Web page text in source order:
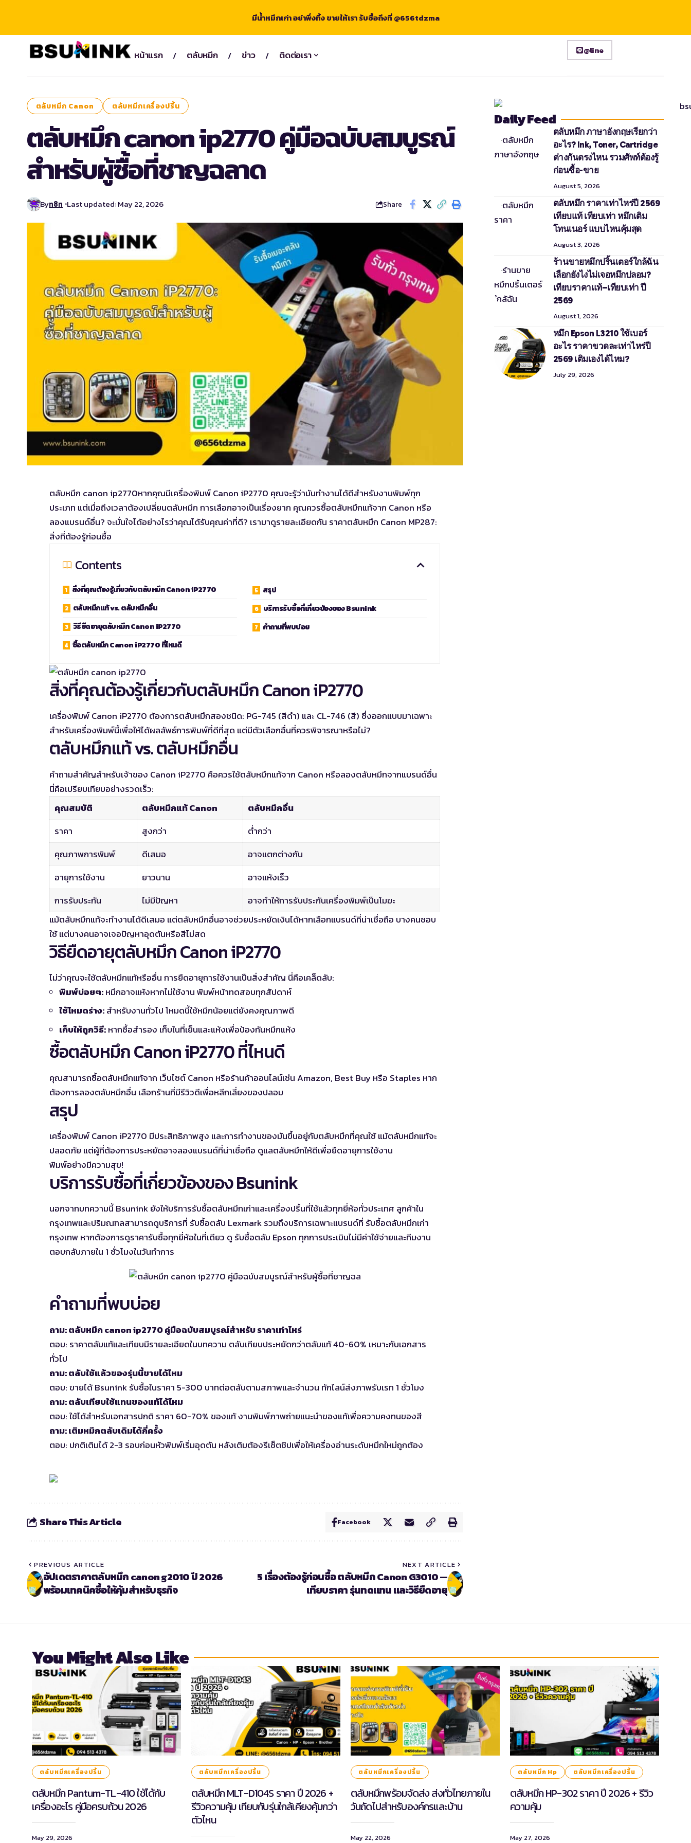
มีน้ำหมึกเก่า อย่าพึ่งทิ้ง ขายให้เรา รับซื้อถึงที่ @656tdzma
หน้าแรก ตลับหมึก ข่าว ติดต่อเรา @line
ตลับหมึก Canon ตลับหมึกเครื่องปริ้น
ตลับหมึก canon ip2770 คู่มือฉบับสมบูรณ์
สำหรับผู้ซื้อที่ชาญฉลาด
Byn8n Last updated: May 22, 2026 Share
ตลับหมึก canon ip2770หากคุณมีเครื่องพิมพ์ Canon iP2770 คุณจะรู้ว่ามันทำงานได้ดีสำหรับงานพิมพ์ทุก
ประเภท แต่เมื่อถึงเวลาต้องเปลี่ยนตลับหมึก การเลือกอาจเป็นเรื่องยาก คุณควรซื้อตลับหมึกแท้จาก Canon หรือ
ลองแบรนด์อื่น? จะมั่นใจได้อย่างไรว่าคุณได้รับคุณค่าที่ดี? เรามาดูรายละเอียดกัน ราคาตลับหมึก Canon MP287:
สิ่งที่ต้องรู้ก่อนซื้อ
Contents
สิ่งที่คุณต้องรู้เกี่ยวกับตลับหมึก Canon iP2770
ตลับหมึกแท้ vs. ตลับหมึกอื่น
วิธียืดอายุตลับหมึก Canon iP2770
ซื้อตลับหมึก Canon iP2770 ที่ไหนดี
สรุป
บริการรับซื้อที่เกี่ยวข้องของ Bsunink
คำถามที่พบบ่อย
สิ่งที่คุณต้องรู้เกี่ยวกับตลับหมึก Canon iP2770
เครื่องพิมพ์ Canon iP2770 ต้องการตลับหมึกสองชนิด: PG-745 (สีดำ) และ CL-746 (สี) ซึ่งออกแบบมาเฉพาะ
สำหรับเครื่องพิมพ์นี้เพื่อให้ได้ผลลัพธ์การพิมพ์ที่ดีที่สุด แต่มีตัวเลือกอื่นที่ควรพิจารณาหรือไม่?
ตลับหมึกแท้ vs. ตลับหมึกอื่น
คำถามสำคัญสำหรับเจ้าของ Canon iP2770 คือควรใช้ตลับหมึกแท้จาก Canon หรือลองตลับหมึกจากแบรนด์อื่น
นี่คือเปรียบเทียบอย่างรวดเร็ว:
คุณสมบัติ
ตลับหมึกแท้ Canon
ตลับหมึกอื่น
ราคา
สูงกว่า
ต่ำกว่า
คุณภาพการพิมพ์
ดีเสมอ
อาจแตกต่างกัน
อายุการใช้งาน
ยาวนาน
อาจแห้งเร็ว
การรับประกัน
ไม่มีปัญหา
อาจทำให้การรับประกันเครื่องพิมพ์เป็นโมฆะ
แม้ตลับหมึกแท้จะทำงานได้ดีเสมอ แต่ตลับหมึกอื่นอาจช่วยประหยัดเงินได้หากเลือกแบรนด์ที่น่าเชื่อถือ บางคนชอบ
ใช้ แต่บางคนอาจเจอปัญหาอุดตันหรือสีไม่สด
วิธียืดอายุตลับหมึก Canon iP2770
ไม่ว่าคุณจะใช้ตลับหมึกแท้หรืออื่น การยืดอายุการใช้งานเป็นสิ่งสำคัญ นี่คือเคล็ดลับ:
พิมพ์บ่อยๆ:หมึกอาจแห้งหากไม่ใช้งาน พิมพ์หน้าทดสอบทุกสัปดาห์
ใช้โหมดร่าง:สำหรับงานทั่วไป โหมดนี้ใช้หมึกน้อยแต่ยังคงคุณภาพดี
เก็บให้ถูกวิธี:หากซื้อสำรอง เก็บในที่เย็นและแห้งเพื่อป้องกันหมึกแห้ง
ซื้อตลับหมึก Canon iP2770 ที่ไหนดี
คุณสามารถซื้อตลับหมึกแท้จาก เว็บไซต์ Canon หรือร้านค้าออนไลน์เช่น Amazon, Best Buy หรือ Staples หาก
ต้องการลองตลับหมึกอื่น เลือกร้านที่มีรีวิวดีเพื่อหลีกเลี่ยงของปลอม
สรุป
เครื่องพิมพ์ Canon iP2770 มีประสิทธิภาพสูง และการทำงานของมันขึ้นอยู่กับตลับหมึกที่คุณใช้ แม้ตลับหมึกแท้จะ
ปลอดภัย แต่ผู้ที่ต้องการประหยัดอาจลองแบรนด์ที่น่าเชื่อถือ ดูแลตลับหมึกให้ดีเพื่อยืดอายุการใช้งาน
พิมพ์อย่างมีความสุข!
บริการรับซื้อที่เกี่ยวข้องของ Bsunink
นอกจากบทความนี้ Bsunink ยังให้บริการรับซื้อตลับหมึกเก่าและเครื่องปริ้นที่ใช้แล้วทุกยี่ห้อทั่วประเทศ ลูกค้าใน
กรุงเทพและปริมณฑลสามารถดูบริการที่ รับซื้อตลับ Lexmarkรวมถึงบริการเฉพาะแบรนด์ที่ รับซื้อตลับหมึกเก่า
กรุงเทพหากต้องการดูราคารับซื้อทุกยี่ห้อในที่เดียว ดู รับซื้อตลับ Epson ทุกการประเมินไม่มีค่าใช้จ่ายและทีมงาน
ตอบกลับภายใน 1 ชั่วโมงในวันทำการ
คำถามที่พบบ่อย
ถาม: ตลับหมึก canon ip2770 คู่มือฉบับสมบูรณ์สำหรับ ราคาเท่าไหร่
ตอบ: ราคาตลับแท้และเทียบมีรายละเอียดในบทความ ตลับเทียบประหยัดกว่าตลับแท้ 40-60% เหมาะกับเอกสาร
ทั่วไป
ถาม: ตลับใช้แล้วของรุ่นนี้ขายได้ไหม
ตอบ: ขายได้ Bsunink รับซื้อในราคา 5-300 บาทต่อตลับตามสภาพและจำนวน ทักไลน์ส่งภาพรับเรท 1 ชั่วโมง
ถาม: ตลับเทียบใช้แทนของแท้ได้ไหม
ตอบ: ใช้ได้สำหรับเอกสารปกติ ราคา 60-70% ของแท้ งานพิมพ์ภาพถ่ายแนะนำของแท้เพื่อความคงทนของสี
ถาม: เติมหมึกตลับเดิมได้กี่ครั้ง
ตอบ: ปกติเติมได้ 2-3 รอบก่อนหัวพิมพ์เริ่มอุดตัน หลังเติมต้องรีเซ็ตชิปเพื่อให้เครื่องอ่านระดับหมึกใหม่ถูกต้อง
Share This Article Facebook
PREVIOUS ARTICLE
อัปเดตราคาตลับหมึก canon g2010 ปี 2026
พร้อมเทคนิคซื้อให้คุ้มสำหรับธุรกิจ
NEXT ARTICLE
5 เรื่องต้องรู้ก่อนซื้อ ตลับหมึก Canon G3010 —
เทียบราคา รุ่นทดแทน และวิธียืดอายุ
Daily Feed
ตลับหมึก ภาษาอังกฤษเรียกว่า
อะไร? Ink, Toner, Cartridge
ต่างกันตรงไหน รวมศัพท์ต้องรู้
ก่อนซื้อ-ขาย
August 5, 2026
ตลับหมึก ราคาเท่าไหร่ปี 2569
เทียบแท้ เทียบเท่า หมึกเติม
โทนเนอร์ แบบไหนคุ้มสุด
August 3, 2026
ร้านขายหมึกปริ้นเตอร์ใกล้ฉัน
เลือกยังไงไม่เจอหมึกปลอม?
เทียบราคาแท้–เทียบเท่า ปี
2569
August 1, 2026
หมึก Epson L3210 ใช้เบอร์
อะไร ราคาขวดละเท่าไหร่ปี
2569 เติมเองได้ไหม?
July 29, 2026
You Might Also Like
ตลับหมึกเครื่องปริ้น
ตลับหมึก Pantum-TL-410 ใช้ได้กับ
เครื่องอะไร คู่มือครบถ้วน 2026
May 29, 2026
ตลับหมึกเครื่องปริ้น
ตลับหมึก MLT-D104S ราคา ปี 2026 +
รีวิวความคุ้ม เทียบกับรุ่นใกล้เคียงคุ้มกว่า
ตัวไหน
ตลับหมึกเครื่องปริ้น
ตลับหมึกพร้อมจัดส่ง ส่งทั่วไทยภายใน
วันถัดไปสำหรับองค์กรและบ้าน
May 22, 2026
ตลับหมึก Hp ตลับหมึกเครื่องปริ้น
ตลับหมึก HP-302 ราคา ปี 2026 + รีวิว
ความคุ้ม
May 27, 2026